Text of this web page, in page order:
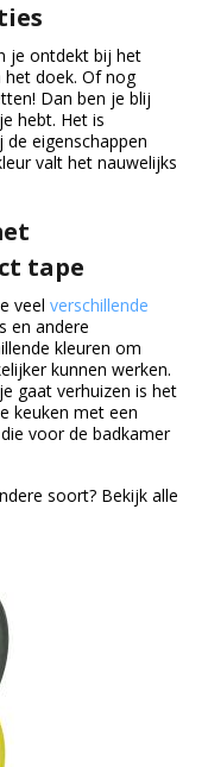
je ontdekt bij het
doek. Of nog
Dan ben je blij
hebt. Het is
eigenschappen
valt het nauwelijks
tape
veel verschillende
en andere
kleuren om
kunnen werken.
gaat verhuizen is het
keuken met een
voor de badkamer
soort? Bekijk alle